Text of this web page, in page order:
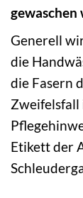
gewaschen
Generell
die
die Fasern
Zweifelsfall
Etikett der